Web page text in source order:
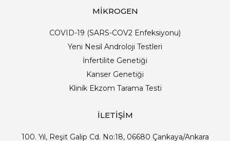
MİKROGEN
COVID-19 (SARS-COV2 Enfeksiyonu)
Yeni Nesil Androloji Testleri
İnfertilite Genetiği
Kanser Genetiği
Klinik Ekzom Tarama Testi
İLETİŞİM
100. Yıl, Reşit Galip Cd. No:18, 06680 Çankaya/Ankara